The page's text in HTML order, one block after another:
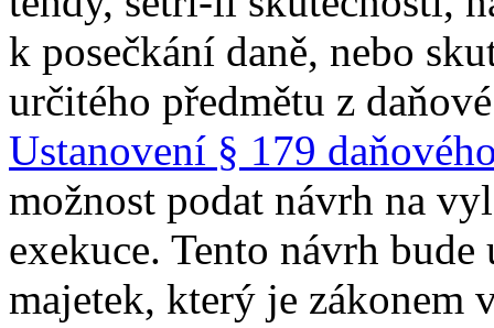
k posečkání daně, nebo
určitého předmětu z
Ustanovení § 179
možnost podat návrh na
exekuce. Tento návrh
majetek, který je zákonem